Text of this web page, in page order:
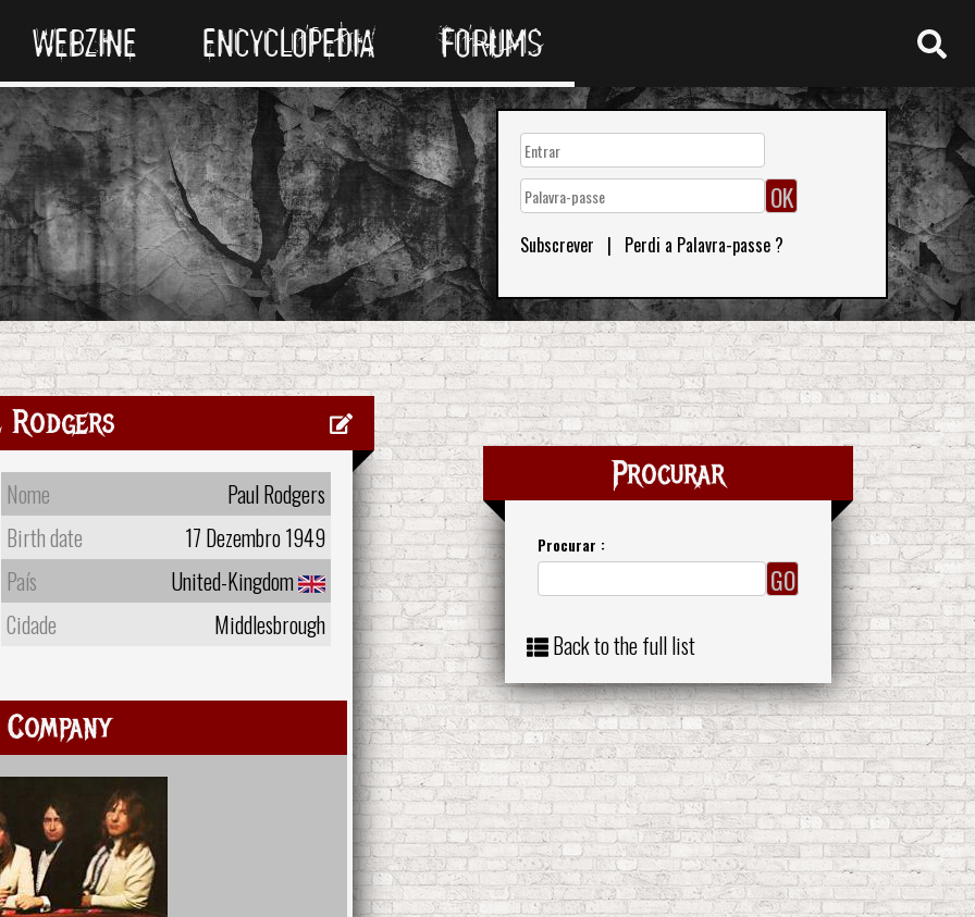
WEBZINE ENCYCLOPEDIA FORUMS
Subscrever | Perdi a Palavra-passe ?
Rodgers
Nome
Paul Rodgers
Birth date
17 Dezembro 1949
País
United-Kingdom
Cidade
Middlesbrough
Procurar
Procurar :
Back to the full list